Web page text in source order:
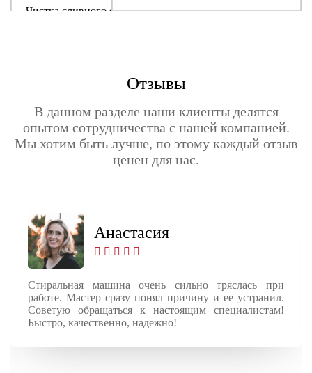
Чистка сливного фильтра
Отзывы
В данном разделе наши клиенты делятся
опытом сотрудничества с нашей компанией.
Мы хотим быть лучше, по этому каждый отзыв
ценен для нас.
Анастасия
Стиральная машина очень сильно тряслась при
работе. Мастер сразу понял причину и ее устранил.
Советую обращаться к настоящим специалистам!
Быстро, качественно, надежно!